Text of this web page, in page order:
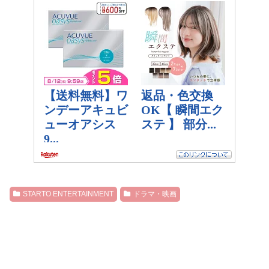
STARTO ENTERTAINMENT ドラマ・映画